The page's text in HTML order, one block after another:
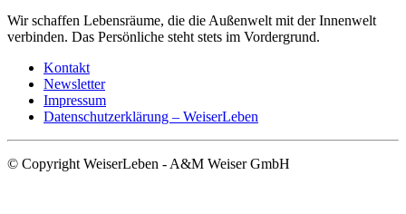
Wir schaffen Lebensräume, die die Außenwelt mit der Innenwelt
verbinden. Das Persönliche steht stets im Vordergrund.
Kontakt
Newsletter
Impressum
Datenschutzerklärung – WeiserLeben
© Copyright WeiserLeben - A&M Weiser GmbH